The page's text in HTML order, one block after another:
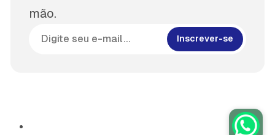
mão.
Inscrever-se